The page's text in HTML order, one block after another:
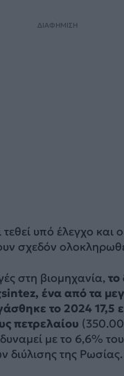
ΔΙΑΦΗΜΙΣΗ
υπό έλεγχο και
σχεδόν
στη βιομηχανία, το
ένα από τα
το 2024 17,5
πετρελαίου
με το 6,6%
διύλισης της Ρωσίας.